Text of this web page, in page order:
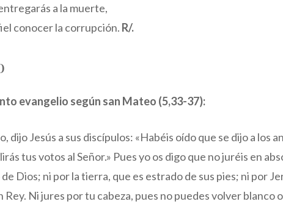
a la muerte,
conocer la corrupción. R/.
evangelio según san Mateo (5,33-37):
dijo Jesús a sus discípulos: «Habéis oído que se dijo a los
tus votos al Señor.» Pues yo os digo que no juréis en
Dios; ni por la tierra, que es estrado de sus pies; ni por
Rey. Ni jures por tu cabeza, pues no puedes volver blanco